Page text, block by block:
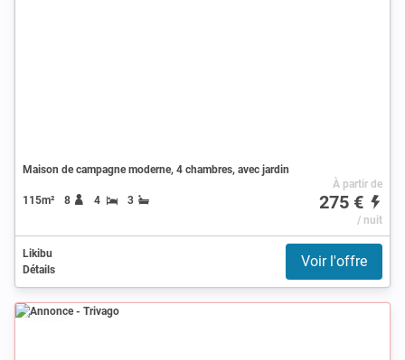
Maison de campagne moderne, 4 chambres, avec jardin
115m² 8 4 3
À partir de
275 €
/ nuit
Likibu
Détails
Voir l'offre
Annonce